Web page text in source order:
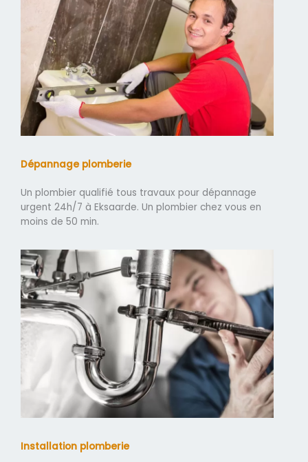
Dépannage plomberie
Un plombier qualifié tous travaux pour dépannage
urgent 24h/7 à Eksaarde. Un plombier chez vous en
moins de 50 min.
Installation plomberie